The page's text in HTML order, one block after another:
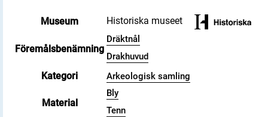
Museum Historiska museet
Föremålsbenämning
Dräktnål
Drakhuvud
Kategori Arkeologisk samling
Material
Bly
Tenn